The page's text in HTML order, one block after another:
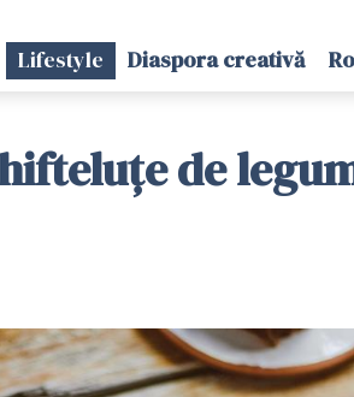
Lifestyle Diaspora creativă
de